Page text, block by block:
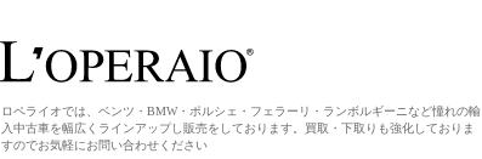
ロペライオでは、ベンツ・BMW・ポルシェ・フェラーリ・ランボルギーニなど憧れの輸
入中古車を幅広くラインアップし販売をしております。買取・下取りも強化しておりま
すのでお気軽にお問い合わせください